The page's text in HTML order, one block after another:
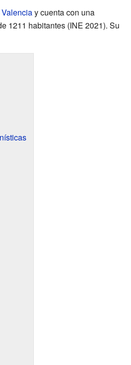
Valenciay cuenta con una
1211 habitantes (INE 2021). Su